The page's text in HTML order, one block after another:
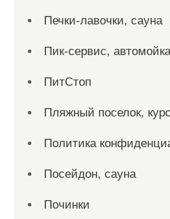
Печки-лавочки, сауна
Пик-сервис, автомойка
ПитСтоп
Пляжный поселок,
Политика
Посейдон, сауна
Починки